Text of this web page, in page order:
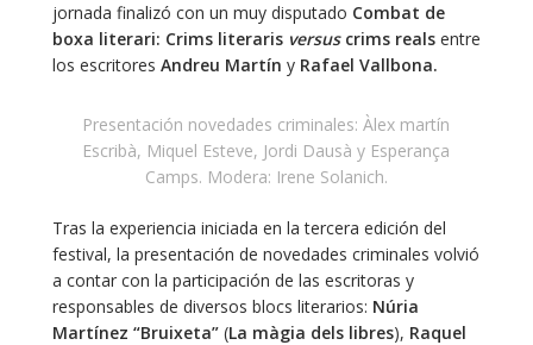
jornada finalizó con un muy disputado Combat de
boxa literari: Crims literaris versuscrims realsentre
los escritores Andreu Martín y Rafael Vallbona.
Presentación novedades criminales: Àlex martín
Escribà, Miquel Esteve, Jordi Dausà y Esperança
Camps. Modera: Irene Solanich.
Tras la experiencia iniciada en la tercera edición del
festival, la presentación de novedades criminales volvió
a contar con la participación de las escritoras y
responsables de diversos blocs literarios: Núria
Martínez “Bruixeta”(La màgia dels libres), Raquel